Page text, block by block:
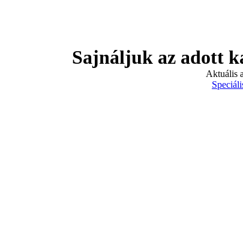
Sajnáljuk az adott
Aktuális